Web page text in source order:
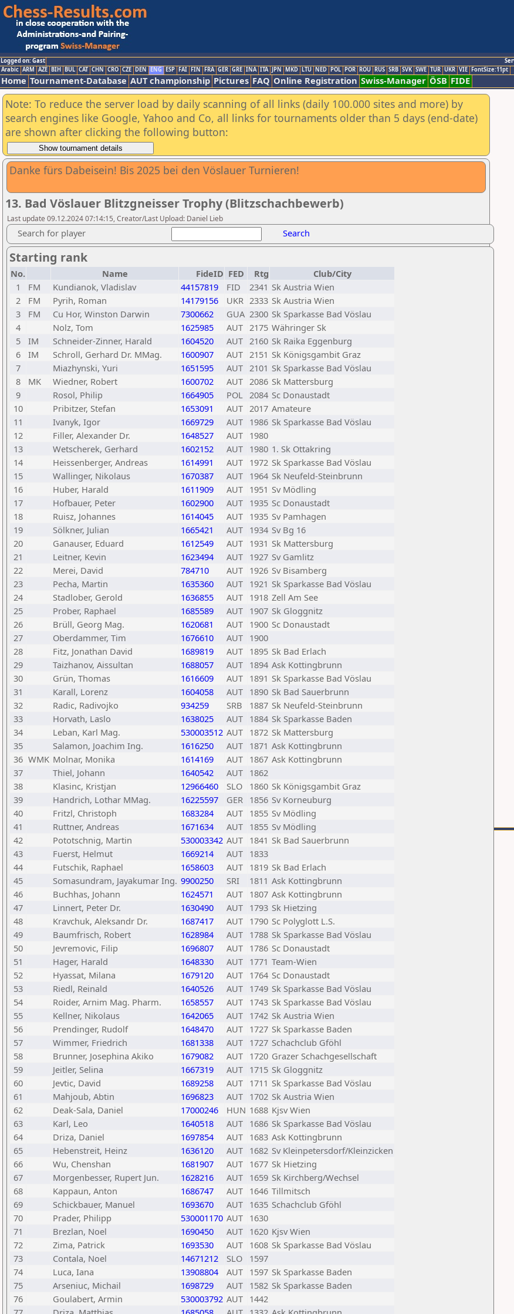
Logged on: Gast
Arabic ARM AZE BIH BUL CAT CHN CRO CZE DEN ENG ESP FAI FIN FRA GER GRE INA ITA JPN MKD LTU NED POL POR ROU RUS SRB SVK SWE TUR UKR VIE FontSize:11pt
Home Tournament-Database AUT championship Pictures FAQ Online Registration Swiss-Manager ÖSB FIDE
Note: To reduce the server load by daily scanning of all links (daily 100.000 sites and more) by
search engines like Google, Yahoo and Co, all links for tournaments older than 5 days (end-date)
are shown after clicking the following button:
Danke fürs Dabeisein! Bis 2025 bei den Vöslauer Turnieren!
13. Bad Vöslauer Blitzgneisser Trophy (Blitzschachbewerb)
Last update 09.12.2024 07:14:15, Creator/Last Upload: Daniel Lieb
Search for player Search
Starting rank
No. Name FideID FED Rtg
Club/City
1
FM Kundianok, Vladislav 44157819 FID 2341 Sk Austria Wien
2
FM Pyrih, Roman 14179156 UKR 2333 Sk Austria Wien
3
FM Cu Hor, Winston Darwin 7300662 GUA 2300 Sk Sparkasse Bad Vöslau
4
Nolz, Tom 1625985 AUT 2175 Währinger Sk
5
IM Schneider-Zinner, Harald 1604520 AUT 2160 Sk Raika Eggenburg
6
IM Schroll, Gerhard Dr. MMag. 1600907 AUT 2151 Sk Königsgambit Graz
7
Miazhynski, Yuri 1651595 AUT 2101 Sk Sparkasse Bad Vöslau
8
MK Wiedner, Robert 1600702 AUT 2086 Sk Mattersburg
9
Rosol, Philip 1664905 POL 2084 Sc Donaustadt
10
Pribitzer, Stefan 1653091 AUT 2017 Amateure
11
Ivanyk, Igor 1669729 AUT 1986 Sk Sparkasse Bad Vöslau
12
Filler, Alexander Dr. 1648527 AUT 1980
13
Wetscherek, Gerhard 1602152 AUT 1980 1. Sk Ottakring
14
Heissenberger, Andreas 1614991 AUT 1972 Sk Sparkasse Bad Vöslau
15
Wallinger, Nikolaus 1670387 AUT 1964 Sk Neufeld-Steinbrunn
16
Huber, Harald 1611909 AUT 1951 Sv Mödling
17
Hofbauer, Peter 1602900 AUT 1935 Sc Donaustadt
18
Ruisz, Johannes 1614045 AUT 1935 Sv Pamhagen
19
Sölkner, Julian 1665421 AUT 1934 Sv Bg 16
20
Ganauser, Eduard 1612549 AUT 1931 Sk Mattersburg
21
Leitner, Kevin 1623494 AUT 1927 Sv Gamlitz
22
Merei, David 784710 AUT 1926 Sv Bisamberg
23
Pecha, Martin 1635360 AUT 1921 Sk Sparkasse Bad Vöslau
24
Stadlober, Gerold 1636855 AUT 1918 Zell Am See
25
Prober, Raphael 1685589 AUT 1907 Sk Gloggnitz
26
Brüll, Georg Mag. 1620681 AUT 1900 Sc Donaustadt
27
Oberdammer, Tim 1676610 AUT 1900
28
Fitz, Jonathan David 1689819 AUT 1895 Sk Bad Erlach
29
Taizhanov, Aissultan 1688057 AUT 1894 Ask Kottingbrunn
30
Grün, Thomas 1616609 AUT 1891 Sk Sparkasse Bad Vöslau
31
Karall, Lorenz 1604058 AUT 1890 Sk Bad Sauerbrunn
32
Radic, Radivojko 934259 SRB 1887 Sk Neufeld-Steinbrunn
33
Horvath, Laslo 1638025 AUT 1884 Sk Sparkasse Baden
34
Leban, Karl Mag. 530003512 AUT 1872 Sk Mattersburg
35
Salamon, Joachim Ing. 1616250 AUT 1871 Ask Kottingbrunn
36 WMK Molnar, Monika 1614169 AUT 1867 Ask Kottingbrunn
37
Thiel, Johann 1640542 AUT 1862
38
Klasinc, Kristjan 12966460 SLO 1860 Sk Königsgambit Graz
39
Handrich, Lothar MMag. 16225597 GER 1856 Sv Korneuburg
40
Fritzl, Christoph 1683284 AUT 1855 Sv Mödling
41
Ruttner, Andreas 1671634 AUT 1855 Sv Mödling
42
Pototschnig, Martin 530003342 AUT 1841 Sk Bad Sauerbrunn
43
Fuerst, Helmut 1669214 AUT 1833
44
Futschik, Raphael 1658603 AUT 1819 Sk Bad Erlach
45
Somasundram, Jayakumar Ing. 9900250 SRI 1811 Ask Kottingbrunn
46
Buchhas, Johann 1624571 AUT 1807 Ask Kottingbrunn
47
Linnert, Peter Dr. 1630490 AUT 1793 Sk Hietzing
48
Kravchuk, Aleksandr Dr. 1687417 AUT 1790 Sc Polyglott L.S.
49
Baumfrisch, Robert 1628984 AUT 1788 Sk Sparkasse Bad Vöslau
50
Jevremovic, Filip 1696807 AUT 1786 Sc Donaustadt
51
Hager, Harald 1648330 AUT 1771 Team-Wien
52
Hyassat, Milana 1679120 AUT 1764 Sc Donaustadt
53
Riedl, Reinald 1640526 AUT 1749 Sk Sparkasse Bad Vöslau
54
Roider, Arnim Mag. Pharm. 1658557 AUT 1743 Sk Sparkasse Bad Vöslau
55
Kellner, Nikolaus 1642065 AUT 1742 Sk Austria Wien
56
Prendinger, Rudolf 1648470 AUT 1727 Sk Sparkasse Baden
57
Wimmer, Friedrich 1681338 AUT 1727 Schachclub Gföhl
58
Brunner, Josephina Akiko 1679082 AUT 1720 Grazer Schachgesellschaft
59
Jeitler, Selina 1667319 AUT 1715 Sk Gloggnitz
60
Jevtic, David 1689258 AUT 1711 Sk Sparkasse Bad Vöslau
61
Mahjoub, Abtin 1696823 AUT 1702 Sk Austria Wien
62
Deak-Sala, Daniel 17000246 HUN 1688 Kjsv Wien
63
Karl, Leo 1640518 AUT 1686 Sk Sparkasse Bad Vöslau
64
Driza, Daniel 1697854 AUT 1683 Ask Kottingbrunn
65
Hebenstreit, Heinz 1636120 AUT 1682 Sv Kleinpetersdorf/Kleinzicken
66
Wu, Chenshan 1681907 AUT 1677 Sk Hietzing
67
Morgenbesser, Rupert Jun. 1628216 AUT 1659 Sk Kirchberg/Wechsel
68
Kappaun, Anton 1686747 AUT 1646 Tillmitsch
69
Schickbauer, Manuel 1693670 AUT 1635 Schachclub Gföhl
70
Prader, Philipp 530001170 AUT 1630
71
Brezlan, Noel 1690450 AUT 1620 Kjsv Wien
72
Zima, Patrick 1693530 AUT 1608 Sk Sparkasse Bad Vöslau
73
Contala, Noel 14671212 SLO
1597
74
Luca, Iana 13908804 AUT 1597 Sk Sparkasse Baden
75
Arseniuc, Michail 1698729 AUT 1582 Sk Sparkasse Baden
76
Goulabert, Armin 530003792 AUT 1442